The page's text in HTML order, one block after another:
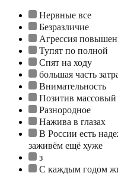
Нервные все
Безразличие
Агрессия
Тупят по полной
Спят на ходу
большая часть
Внимательность
Позитив массовый
Разнородное
Нажива в глазах
В России есть
заживём ещё хуже
з
С каждым годом